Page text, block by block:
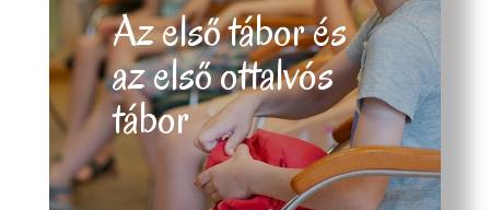
Az első tábor és
az első ottalvós
tábor